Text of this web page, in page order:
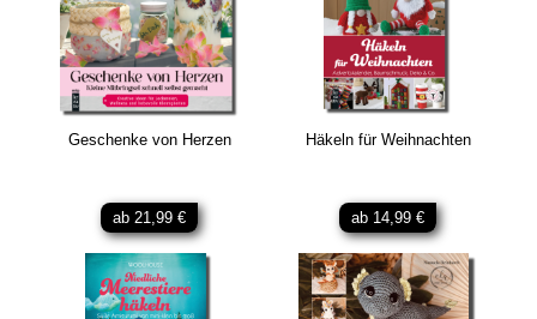
Geschenke von Herzen
ab 21,99 €
Häkeln für Weihnachten
ab 14,99 €